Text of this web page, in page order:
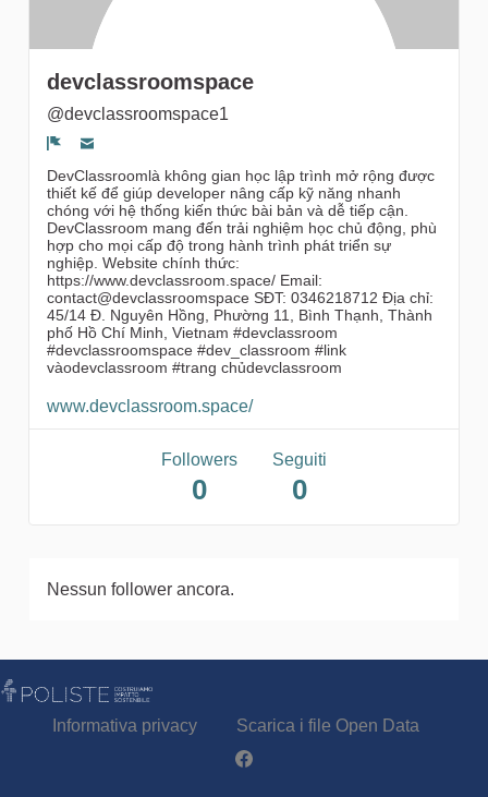
devclassroomspace
@devclassroomspace1
Segnala un problema
DevClassroomlà không gian học lập trình mở rộng được
thiết kế để giúp developer nâng cấp kỹ năng nhanh
chóng với hệ thống kiến thức bài bản và dễ tiếp cận.
DevClassroom mang đến trải nghiệm học chủ động, phù
hợp cho mọi cấp độ trong hành trình phát triển sự
nghiệp. Website chính thức:
https://www.devclassroom.space/ Email:
contact@devclassroomspace SĐT: 0346218712 Địa chỉ:
45/14 Đ. Nguyên Hồng, Phường 11, Bình Thạnh, Thành
phố Hồ Chí Minh, Vietnam #devclassroom
#devclassroomspace #dev_classroom #link
vàodevclassroom #trang chủdevclassroom
www.devclassroom.space/
Followers
0
Seguiti
0
Nessun follower ancora.
Informativa privacy
Scarica i file Open Data
Partecipa - Poliste su Facebook